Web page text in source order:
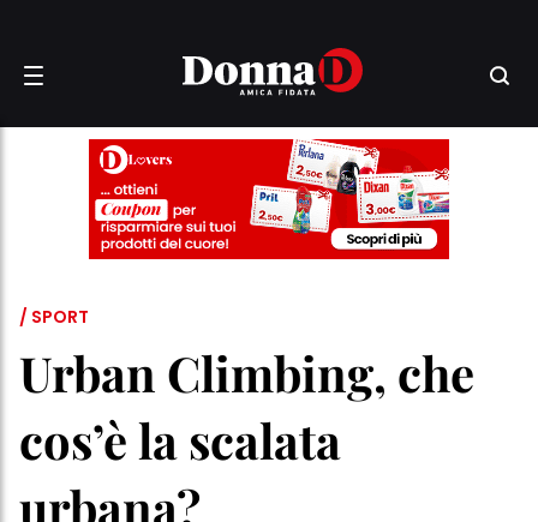
/ SPORT
Urban Climbing, che
cos’è la scalata
urbana?